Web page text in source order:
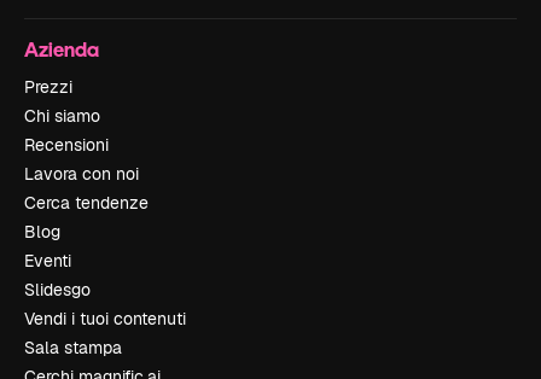
Azienda
Prezzi
Chi siamo
Recensioni
Lavora con noi
Cerca tendenze
Blog
Eventi
Slidesgo
Vendi i tuoi contenuti
Sala stampa